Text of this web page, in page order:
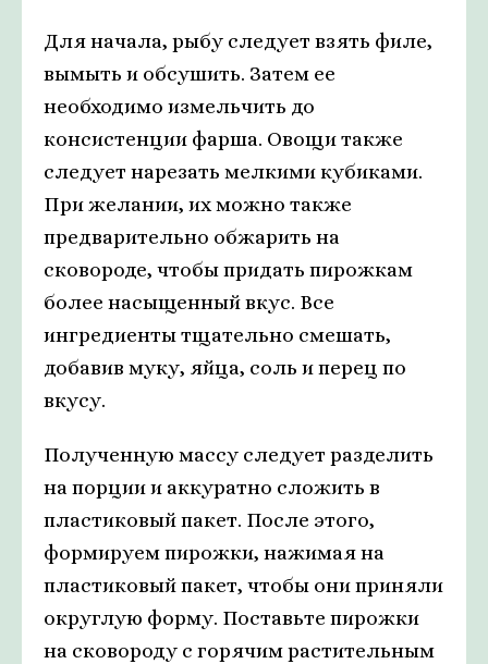
Для начала, рыбу следует взять филе,
вымыть и обсушить. Затем ее
необходимо измельчить до
консистенции фарша. Овощи также
следует нарезать мелкими кубиками.
При желании, их можно также
предварительно обжарить на
сковороде, чтобы придать пирожкам
более насыщенный вкус. Все
ингредиенты тщательно смешать,
добавив муку, яйца, соль и перец по
вкусу.
Полученную массу следует разделить
на порции и аккуратно сложить в
пластиковый пакет. После этого,
формируем пирожки, нажимая на
пластиковый пакет, чтобы они приняли
округлую форму. Поставьте пирожки
на сковороду с горячим растительным